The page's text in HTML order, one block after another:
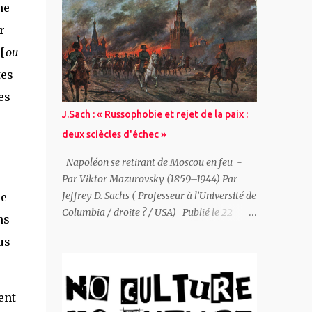
ou
un contexte de risques d’escalade accrus
L’Institut international de recherche sur la
paix de Stockholm (Sipri) publie aujourd’hui
son évaluation annuelle de l’état des
armements, du désarmement et de la
sécurité internationale. L’une des principales
conclusions du Sipri Yearbook 2026 est que
les États recourent de plus en plus aux armes
nucléaires comme leviers de puissance
nationale, remettant en cause des décennies
d’efforts destinés à diminuer à la fois les
arsenaux nucléaires et l’importance
accordée à ces armes, alors même que les
mondiaux Les neuf États dotés de l’arme
nucléaire — États-Un...
J.Sach : « Russophobie et rejet de la paix :
deux sciècles d'échec »
Napoléon se retirant de Moscou en feu -
Par Viktor Mazurovsky (1859–1944) Par
Jeffrey D. Sachs ( Professeur à l’Université de
Columbia / droite ? / USA) Publié le 22
Failure L' Europe a rejeté à plusieurs reprises
la paix avec la Russie à des moments où un